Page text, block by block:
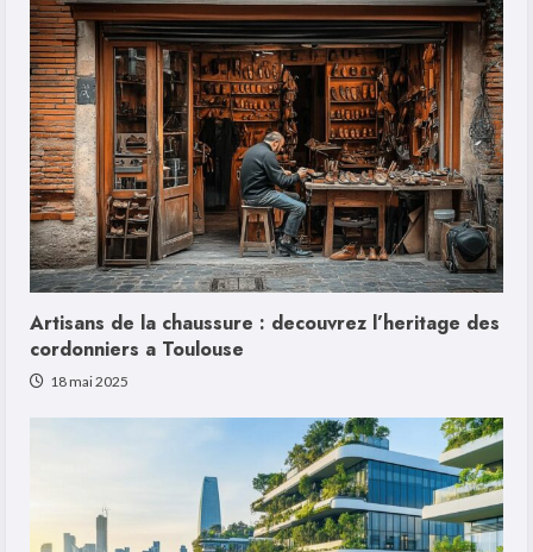
Artisans de la chaussure : decouvrez l’heritage des
cordonniers a Toulouse
18 mai 2025